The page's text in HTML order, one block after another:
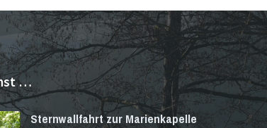
…
Sternwallfahrt zur Marienkapelle